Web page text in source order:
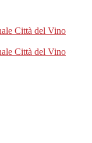
Città del Vino
Città del Vino